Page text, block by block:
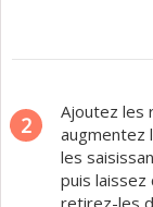
2
Ajoutez les
augmentez
les
puis laissez